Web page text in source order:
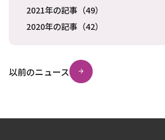
2021年の記事（49）
2020年の記事（42）
以前のニュース